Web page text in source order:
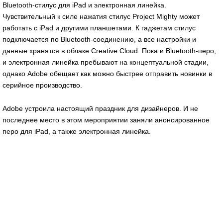
Bluetooth-стилус для iPad и электронная линейка.
Чувствительный к силе нажатия стилус Project Mighty может
работать с iPad и другими планшетами. К гаджетам стилус
подключается по Bluetooth-соединению, а все настройки и
данные хранятся в облаке Creative Cloud. Пока и Bluetooth-перо,
и электронная линейка пребывают на концептуальной стадии,
однако Adobe обещает как можно быстрее отправить новинки в
серийное производство.
Adobe устроила настоящий праздник для дизайнеров. И не
последнее место в этом мероприятии заняли анонсированное
перо для iPad, а также электронная линейка.